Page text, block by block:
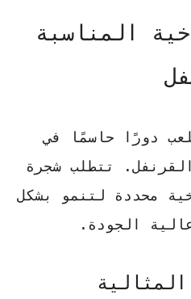
المناسبة
دورًا حاسمًا في
. تتطلب شجرة
محددة لتنمو بشكل
الجودة.